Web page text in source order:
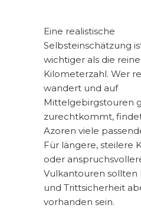
Eine realistische
Selbsteinschätzung
wichtiger als die reine
Kilometerzahl. Wer
wandert und auf
Mittelgebirgstouren
zurechtkommt,
Azoren viele
Für längere, steilere
oder
Vulkantouren sollten
und Trittsicherheit
vorhanden sein.